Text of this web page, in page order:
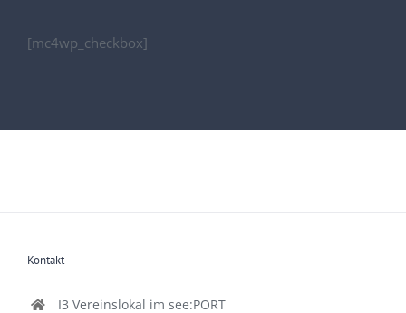
Hauptstrasse 204 (2.Stock)